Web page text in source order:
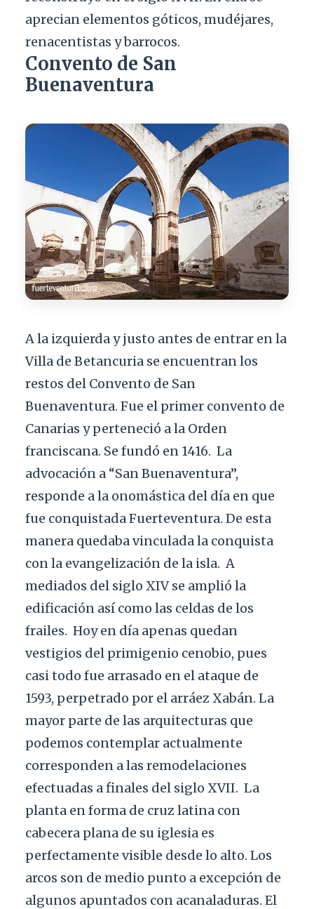
aprecian elementos góticos, mudéjares,
renacentistas y barrocos.
Convento de San
Buenaventura
A la izquierda y justo antes de entrar en la
Villa de Betancuria se encuentran los
restos del Convento de San
Buenaventura. Fue el primer convento de
Canarias y perteneció a la Orden
franciscana. Se fundó en 1416. La
advocación a “San Buenaventura”,
responde a la onomástica del día en que
fue conquistada Fuerteventura. De esta
manera quedaba vinculada la conquista
con la evangelización de la isla. A
mediados del siglo XIV se amplió la
edificación así como las celdas de los
frailes. Hoy en día apenas quedan
vestigios del primigenio cenobio, pues
casi todo fue arrasado en el ataque de
1593, perpetrado por el arráez Xabán. La
mayor parte de las arquitecturas que
podemos contemplar actualmente
corresponden a las remodelaciones
efectuadas a finales del siglo XVII. La
planta en forma de cruz latina con
cabecera plana de su iglesia es
perfectamente visible desde lo alto. Los
arcos son de medio punto a excepción de
algunos apuntados con acanaladuras. El